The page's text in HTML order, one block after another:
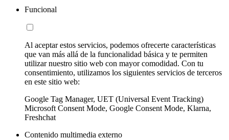
Funcional
Al aceptar estos servicios, podemos ofrecerte características
que van más allá de la funcionalidad básica y te permiten
utilizar nuestro sitio web con mayor comodidad. Con tu
consentimiento, utilizamos los siguientes servicios de terceros
en este sitio web:
Google Tag Manager, UET (Universal Event Tracking)
Microsoft Consent Mode, Google Consent Mode, Klarna,
Freshchat
Contenido multimedia externo